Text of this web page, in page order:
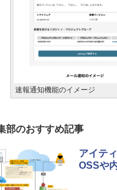
速報通知機能のイメージ
部のおすすめ記事
アイテ
OSSや